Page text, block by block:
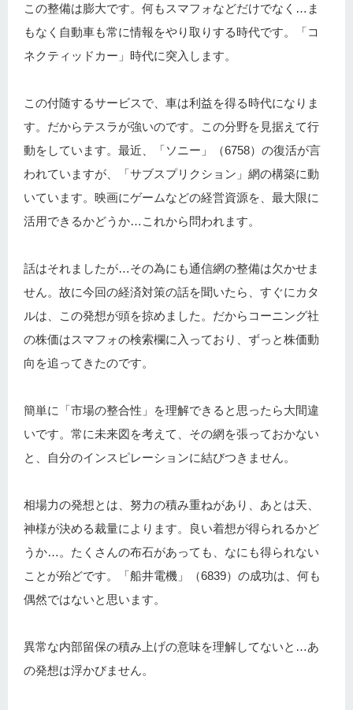
この整備は膨大です。何もスマフォなどだけでなく…ま
もなく自動車も常に情報をやり取りする時代です。「コ
ネクティッドカー」時代に突入します。
この付随するサービスで、車は利益を得る時代になりま
す。だからテスラが強いのです。この分野を見据えて行
動をしています。最近、「ソニー」（6758）の復活が言
われていますが、「サブスプリクション」網の構築に動
いています。映画にゲームなどの経営資源を、最大限に
活用できるかどうか…これから問われます。
話はそれましたが…その為にも通信網の整備は欠かせま
せん。故に今回の経済対策の話を聞いたら、すぐにカタ
ルは、この発想が頭を掠めました。だからコーニング社
の株価はスマフォの検索欄に入っており、ずっと株価動
向を追ってきたのです。
簡単に「市場の整合性」を理解できると思ったら大間違
いです。常に未来図を考えて、その網を張っておかない
と、自分のインスピレーションに結びつきません。
相場力の発想とは、努力の積み重ねがあり、あとは天、
神様が決める裁量によります。良い着想が得られるかど
うか…。たくさんの布石があっても、なにも得られない
ことが殆どです。「船井電機」（6839）の成功は、何も
偶然ではないと思います。
異常な内部留保の積み上げの意味を理解してないと…あ
の発想は浮かびません。